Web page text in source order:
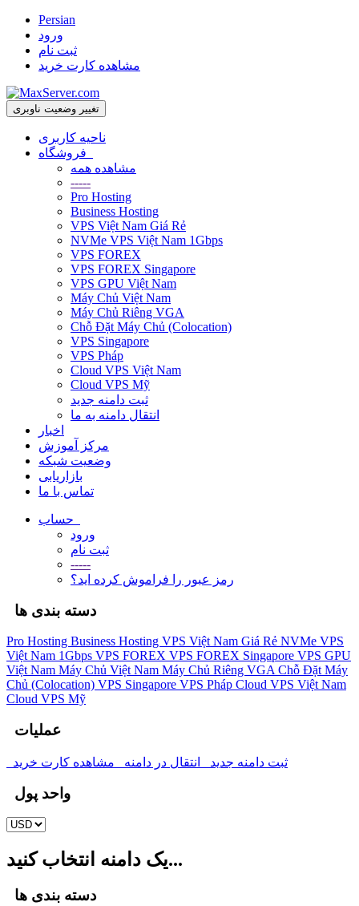
Persian
ورود
ثبت نام
مشاهده کارت خرید
تغییر وضعیت ناوبری
ناحیه کاربری
مشاهده همه
-----
Pro Hosting
Business Hosting
VPS Việt Nam Giá Rẻ
NVMe VPS Việt Nam 1Gbps
VPS FOREX
VPS FOREX Singapore
VPS GPU Việt Nam
Máy Chủ Việt Nam
Máy Chủ Riêng VGA
Chỗ Đặt Máy Chủ (Colocation)
VPS Singapore
VPS Pháp
Cloud VPS Việt Nam
Cloud VPS Mỹ
ثبت دامنه جدید
انتقال دامنه به ما
اخبار
مرکز آموزش
وضعیت شبکه
بازاریابی
تماس با ما
ورود
ثبت نام
-----
رمز عبور را فراموش کرده اید؟
دسته بندی ها
Pro Hosting Business Hosting VPS Việt Nam Giá Rẻ NVMe VPS
Việt Nam 1Gbps VPS FOREX VPS FOREX Singapore VPS GPU
Việt Nam Máy Chủ Việt Nam Máy Chủ Riêng VGAChỗ Đặt Máy
Chủ (Colocation) VPS Singapore VPS Pháp Cloud VPS Việt Nam
Cloud VPS Mỹ
عملیات
ثبت دامنه جدید انتقال در دامنه مشاهده کارت خرید
واحد پول
یک دامنه انتخاب کنید...
دسته بندی ها